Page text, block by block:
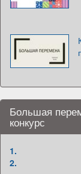
Большая
конкурс
1.
2.